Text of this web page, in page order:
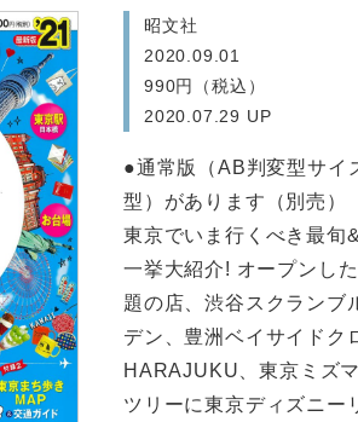
昭文社
2020.09.01
990円（税込）
2020.07.29 UP
●通常版（AB判変型サイ
型）があります（別売）
東京でいま行くべき最旬
一挙大紹介! オープンし
題の店、渋谷スクランブ
デン、豊洲ベイサイドク
HARAJUKU、東京ミズ
ツリーに東京ディズニー